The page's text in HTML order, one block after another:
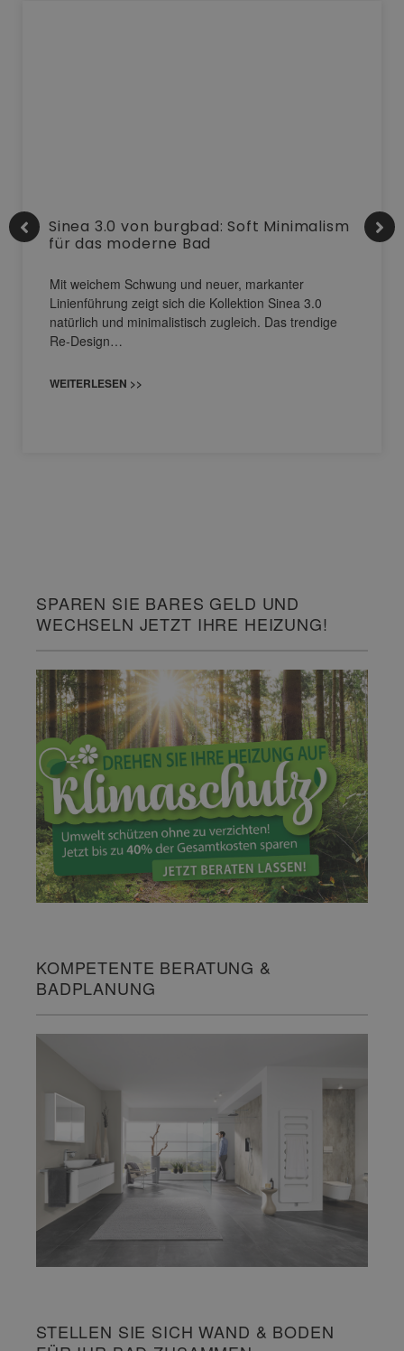
Sinea 3.0 von burgbad: Soft Minimalism
für das moderne Bad
Mit weichem Schwung und neuer, markanter
Linienführung zeigt sich die Kollektion Sinea 3.0
natürlich und minimalistisch zugleich. Das trendige
Re-Design…
WEITERLESEN >>
SPAREN SIE BARES GELD UND
WECHSELN JETZT IHRE HEIZUNG!
KOMPETENTE BERATUNG &
BADPLANUNG
STELLEN SIE SICH WAND & BODEN